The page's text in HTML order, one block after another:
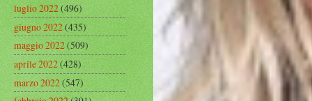
luglio 2022(496)
giugno 2022(435)
maggio 2022(509)
aprile 2022(428)
marzo 2022(547)